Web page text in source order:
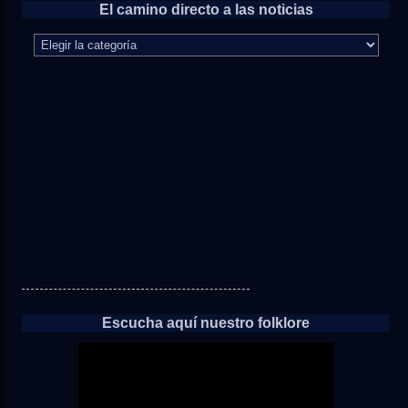
El camino directo a las noticias
camino
Escucha aquí nuestro folklore